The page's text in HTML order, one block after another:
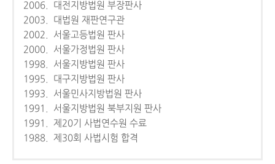
2006. 대전지방법원 부장판사
2003. 대법원 재판연구관
2002. 서울고등법원 판사
2000. 서울가정법원 판사
1998. 서울지방법원 판사
1995. 대구지방법원 판사
1993. 서울민사지방법원 판사
1991. 서울지방법원 북부지원 판사
1991. 제20기 사법연수원 수료
1988. 제30회 사법시험 합격